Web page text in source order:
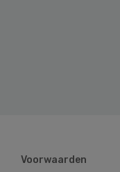
Voorwaarden